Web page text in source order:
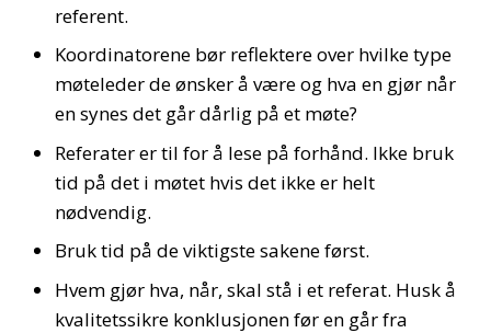
referent.
Koordinatorene bør reflektere over hvilke type
møteleder de ønsker å være og hva en gjør når
en synes det går dårlig på et møte?
Referater er til for å lese på forhånd. Ikke bruk
tid på det i møtet hvis det ikke er helt
nødvendig.
Bruk tid på de viktigste sakene først.
Hvem gjør hva, når, skal stå i et referat. Husk å
kvalitetssikre konklusjonen før en går fra